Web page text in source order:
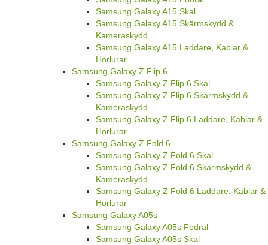
Samsung Galaxy A15 Skal
Samsung Galaxy A15 Skärmskydd &
Kameraskydd
Samsung Galaxy A15 Laddare, Kablar &
Hörlurar
Samsung Galaxy Z Flip 6
Samsung Galaxy Z Flip 6 Skal
Samsung Galaxy Z Flip 6 Skärmskydd &
Kameraskydd
Samsung Galaxy Z Flip 6 Laddare, Kablar &
Hörlurar
Samsung Galaxy Z Fold 6
Samsung Galaxy Z Fold 6 Skal
Samsung Galaxy Z Fold 6 Skärmskydd &
Kameraskydd
Samsung Galaxy Z Fold 6 Laddare, Kablar &
Hörlurar
Samsung Galaxy A05s
Samsung Galaxy A05s Fodral
Samsung Galaxy A05s Skal